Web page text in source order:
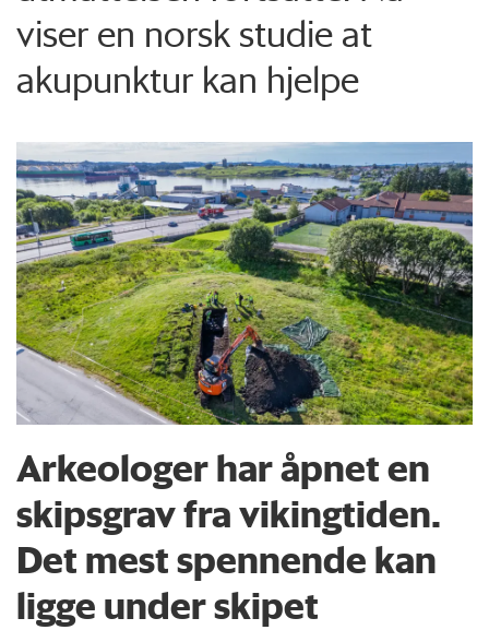
viser en norsk studie at
akupunktur kan hjelpe
Arkeologer har åpnet en
skipsgrav fra vikingtiden.
Det mest spennende kan
ligge under skipet